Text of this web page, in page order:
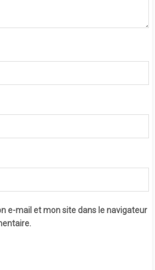
e-mail et mon site dans le navigateur